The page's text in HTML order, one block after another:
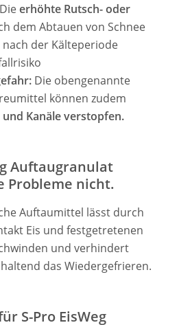
Dieerhöhte Rutsch- oder
dem Abtauen von Schnee
der Kälteperiode
Die obengenannte
können zudem
Kanäle verstopfen.
Auftaugranulat
Probleme nicht.
Auftaumittel lässt durch
Eis und festgetretenen
und verhindert
das Wiedergefrieren.
S-Pro EisWeg